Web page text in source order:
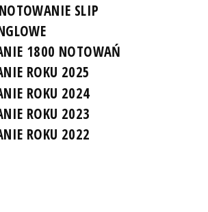
SLIP
1800 NOTOWAŃ
ROKU 2025
ROKU 2024
ROKU 2023
ROKU 2022